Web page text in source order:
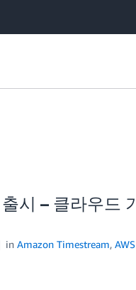
시 – 클라우드
in Amazon Timestream,